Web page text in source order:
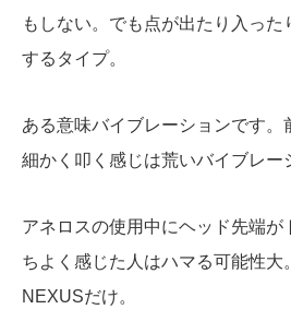
もしない。でも点が出たり入った
するタイプ。
ある意味バイブレーションです。
細かく叩く感じは荒いバイブレー
アネロスの使用中にヘッド先端が
ちよく感じた人はハマる可能性大
NEXUSだけ。